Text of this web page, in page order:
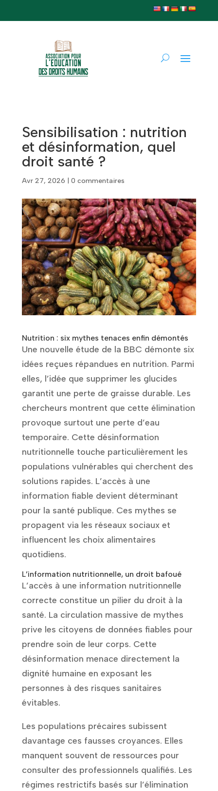
Sensibilisation : nutrition
et désinformation, quel
droit santé ?
Avr 27, 2026 0 commentaires
Nutrition : six mythes tenaces enfin démontés
Une nouvelle étude de la BBC démonte six
idées reçues répandues en nutrition. Parmi
elles, l’idée que supprimer les glucides
garantit une perte de graisse durable. Les
chercheurs montrent que cette élimination
provoque surtout une perte d’eau
temporaire. Cette désinformation
nutritionnelle touche particulièrement les
populations vulnérables qui cherchent des
solutions rapides. L’accès à une
information fiable devient déterminant
pour la santé publique. Ces mythes se
propagent via les réseaux sociaux et
influencent les choix alimentaires
quotidiens.
L’information nutritionnelle, un droit bafoué
L’accès à une information nutritionnelle
correcte constitue un pilier du droit à la
santé. La circulation massive de mythes
prive les citoyens de données fiables pour
prendre soin de leur corps. Cette
désinformation menace directement la
dignité humaine en exposant les
personnes à des risques sanitaires
évitables.
Les populations précaires subissent
davantage ces fausses croyances. Elles
manquent souvent de ressources pour
consulter des professionnels qualifiés. Les
régimes restrictifs basés sur l’élimination